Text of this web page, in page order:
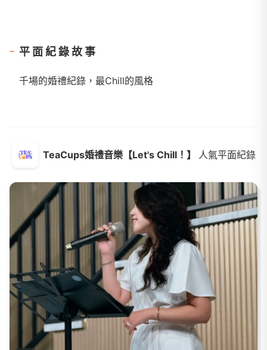
平面紀錄故事
千場的婚禮紀錄，最Chill的風格
TeaCups婚禮音樂【Let's Chill！】 人氣平面紀錄